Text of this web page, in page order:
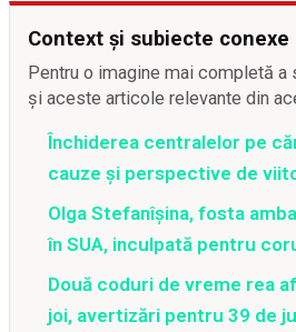
Context și subiecte conexe
Pentru o imagine mai completă a
și aceste articole relevante din
Închiderea centralelor pe
cauze și perspective de
Olga Stefanîşina, fosta
în SUA, inculpată pentru
Două coduri de vreme rea
joi, avertizări pentru 39 de